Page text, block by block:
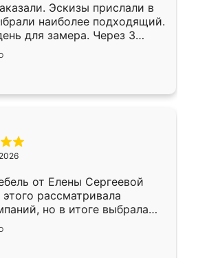
Эскизы прислали в
наиболее подходящий.
для замера. Через 3
уже готова. Остались
Спасибо Ренессанс
работу!
от Елены Сергеевой
рассматривала
но в итоге выбрала
условия, потом
всё спокойно объяснил
Изготовили в срок, с